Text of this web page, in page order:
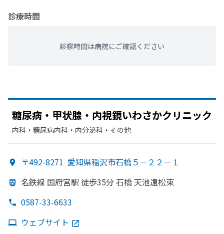
診療時間
診察時間は病院にご確認ください
糖尿病・甲状腺・内視鏡いわさかクリニック
内科・​糖尿病内科・​内分泌科・​その他
〒492-8271 愛知県稲沢市石橋５－２２－１
名鉄線 国府宮駅 徒歩35分 石橋 天池遠松東
0587-33-6633
ウェブサイト